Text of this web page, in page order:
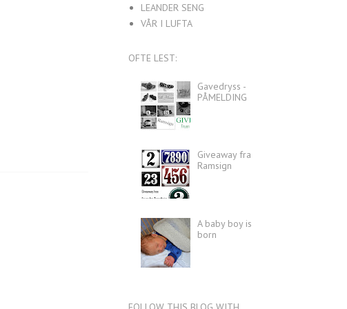
LEANDER SENG
VÅR I LUFTA
OFTE LEST:
Gavedryss -
PÅMELDING
Giveaway fra
Ramsign
A baby boy is
born